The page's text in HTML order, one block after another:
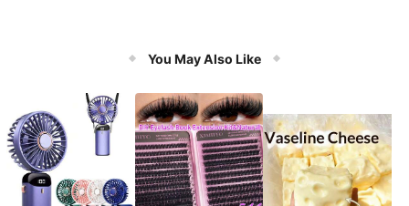
You May Also Like